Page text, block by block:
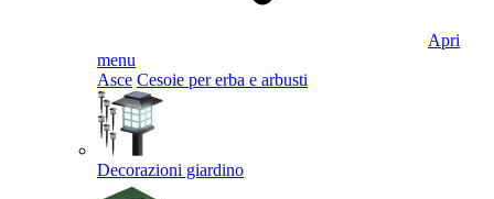
Apri
menu
Asce Cesoie per erba e arbusti
Decorazioni giardino